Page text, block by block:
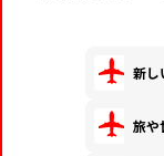
新し
旅や